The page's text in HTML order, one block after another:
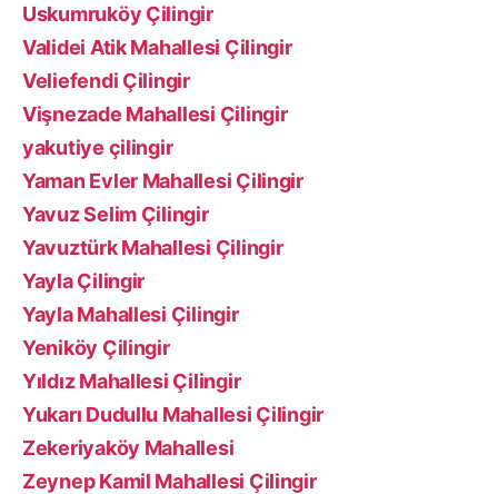
Uskumruköy Çilingir
Validei Atik Mahallesi Çilingir
Veliefendi Çilingir
Vişnezade Mahallesi Çilingir
yakutiye çilingir
Yaman Evler Mahallesi Çilingir
Yavuz Selim Çilingir
Yavuztürk Mahallesi Çilingir
Yayla Çilingir
Yayla Mahallesi Çilingir
Yeniköy Çilingir
Yıldız Mahallesi Çilingir
Yukarı Dudullu Mahallesi Çilingir
Zekeriyaköy Mahallesi
Zeynep Kamil Mahallesi Çilingir